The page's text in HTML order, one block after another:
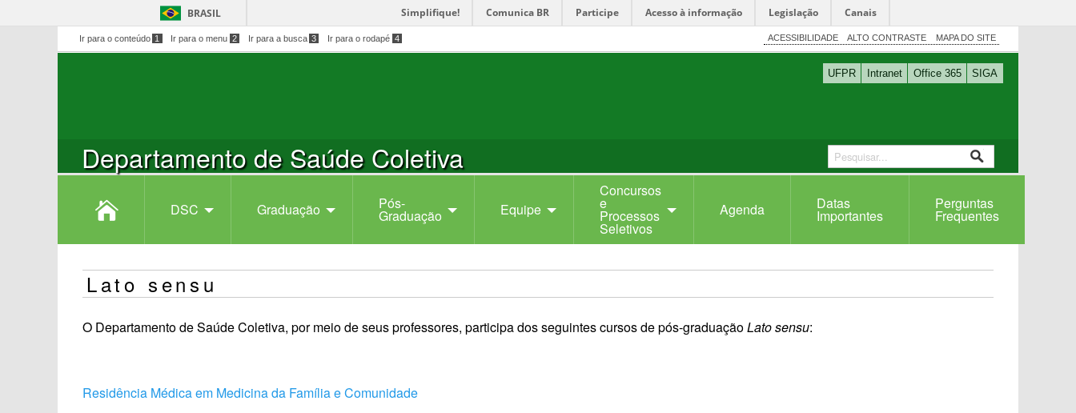
BRASIL Simplifique! Comunica BR Participe Acesso à informação Legislação Canais
Ir para o conteúdo 1 Ir para o menu 2 Ir para a busca 3 Ir para o rodapé 4 ACESSIBILIDADE ALTO CONTRASTE MAPA DO SITE
UFPR Intranet Office 365 SIGA
Departamento de Saúde Coletiva
DSC Graduação Pós-
Graduação Equipe
Concursos
e
Processos
Seletivos
Agenda Datas
Importantes
Perguntas
Frequentes
Lato sensu
O Departamento de Saúde Coletiva, por meio de seus professores, participa dos seguintes cursos de pós-graduaçãoLato sensu:
Residência Médica em Medicina da Família e Comunidade